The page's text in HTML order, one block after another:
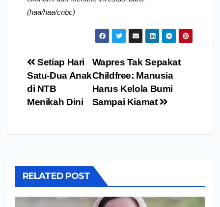
(haa/haa/cnbc)
Navigasi
pos
Wapres Tak Sepakat
Childfree: Manusia
Harus Kelola Bumi
Sampai Kiamat
Setiap Hari
Satu-Dua Anak
di NTB
Menikah Dini
RELATED POST